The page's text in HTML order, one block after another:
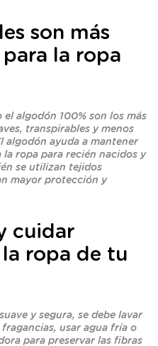
son más
la ropa
algodón 100% son los más
transpirables y menos
algodón ayuda a mantener
la ropa para recién nacidos y
se utilizan tejidos
mayor protección y
cuidar
ropa de tu
y segura, se debe lavar
usar agua fría o
para preservar las fibras